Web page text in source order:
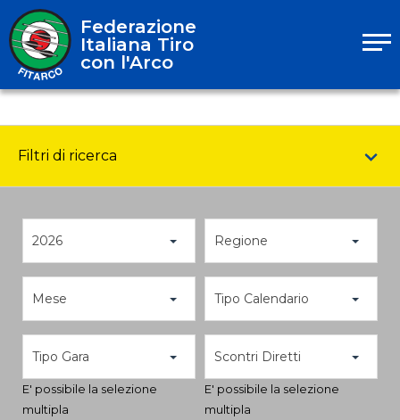
Federazione
Italiana Tiro
con l'Arco
Filtri di ricerca
2026 Regione
Mese Tipo Calendario
Tipo Gara
E' possibile la selezione
multipla
Scontri Diretti
E' possibile la selezione
multipla